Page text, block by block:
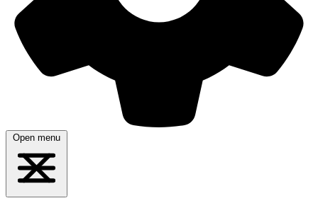
Open menu